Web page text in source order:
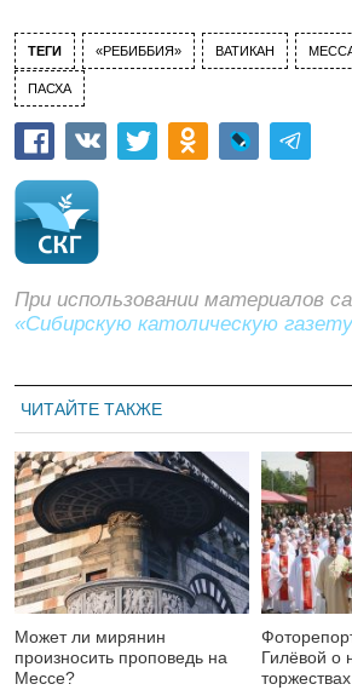
ТЕГИ «РЕБИББИЯ» ВАТИКАН
ПАСХА
При использовании материалов
«Сибирскую католическую
ЧИТАЙТЕ ТАКЖЕ
Может ли мирянин
произносить проповедь на
Мессе?
Гилёвой о